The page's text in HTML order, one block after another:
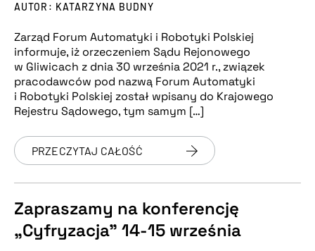
AUTOR: KATARZYNA BUDNY
Zarząd Forum Automatyki i Robotyki Polskiej
informuje, iż orzeczeniem Sądu Rejonowego
w Gliwicach z dnia 30 września 2021 r., związek
pracodawców pod nazwą Forum Automatyki
i Robotyki Polskiej został wpisany do Krajowego
Rejestru Sądowego, tym samym […]
PRZECZYTAJ CAŁOŚĆ
Zapraszamy na konferencję
„Cyfryzacja” 14-15 września